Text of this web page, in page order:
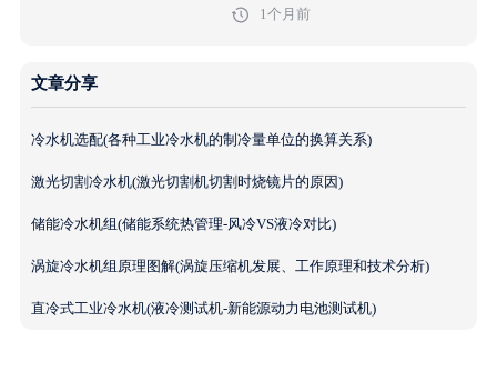
1个月前
文章分享
冷水机选配(各种工业冷水机的制冷量单位的换算关系)
激光切割冷水机(激光切割机切割时烧镜片的原因)
储能冷水机组(储能系统热管理-风冷VS液冷对比)
涡旋冷水机组原理图解(涡旋压缩机发展、工作原理和技术分析)
直冷式工业冷水机(液冷测试机-新能源动力电池测试机)